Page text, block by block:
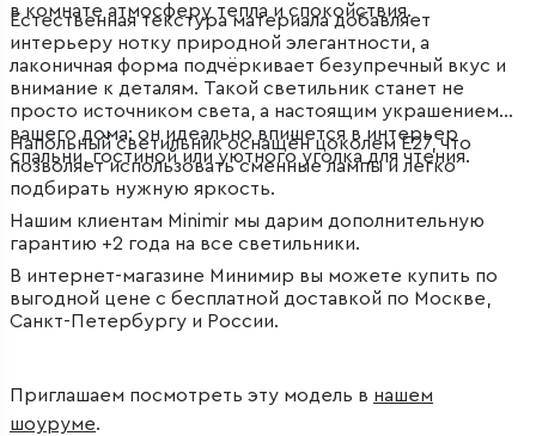
в комнате атмосферу тепла и спокойствия.
Естественная текстура материала добавляет
интерьеру нотку природной элегантности, а
лаконичная форма подчёркивает безупречный вкус и
внимание к деталям. Такой светильник станет не
просто источником света, а настоящим украшением
вашего дома: он идеально впишется в интерьер
спальни, гостиной или уютного уголка для чтения.
Напольный светильник оснащён цоколем E27, что
позволяет использовать сменные лампы и легко
подбирать нужную яркость.
Нашим клиентам Minimir мы дарим дополнительную
гарантию +2 года на все светильники.
В интернет-магазине Минимир вы можете купить по
выгодной цене с бесплатной доставкой по Москве,
Санкт-Петербургу и России.
Приглашаем посмотреть эту модель в нашем
шоуруме.